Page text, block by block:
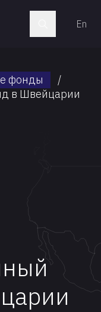
En
фонды
/
в Швейцарии